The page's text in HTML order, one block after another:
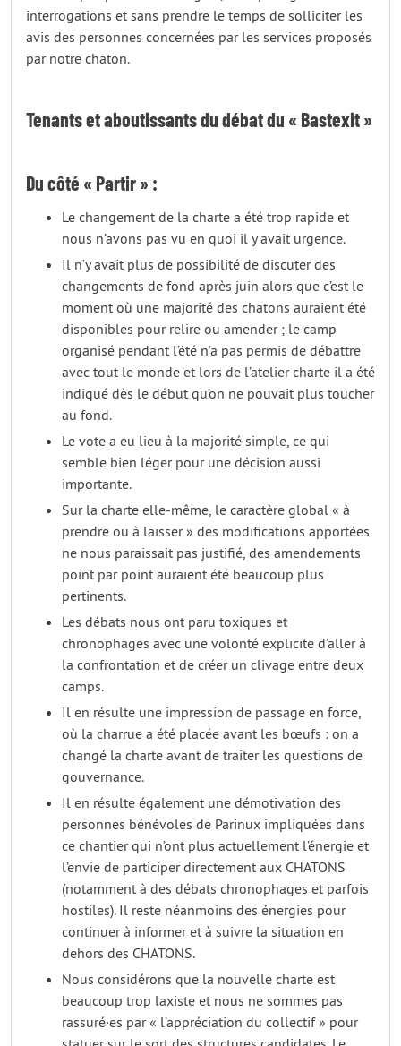
interrogations et sans prendre le temps de solliciter les
avis des personnes concernées par les services proposés
par notre chaton.
Tenants et aboutissants du débat du « Bastexit »
Du côté « Partir » :
Le changement de la charte a été trop rapide et
nous n’avons pas vu en quoi il y avait urgence.
Il n’y avait plus de possibilité de discuter des
changements de fond après juin alors que c’est le
moment où une majorité des chatons auraient été
disponibles pour relire ou amender ; le camp
organisé pendant l’été n’a pas permis de débattre
avec tout le monde et lors de l’atelier charte il a été
indiqué dès le début qu’on ne pouvait plus toucher
au fond.
Le vote a eu lieu à la majorité simple, ce qui
semble bien léger pour une décision aussi
importante.
Sur la charte elle-même, le caractère global « à
prendre ou à laisser » des modifications apportées
ne nous paraissait pas justifié, des amendements
point par point auraient été beaucoup plus
pertinents.
Les débats nous ont paru toxiques et
chronophages avec une volonté explicite d’aller à
la confrontation et de créer un clivage entre deux
camps.
Il en résulte une impression de passage en force,
où la charrue a été placée avant les bœufs : on a
changé la charte avant de traiter les questions de
gouvernance.
Il en résulte également une démotivation des
personnes bénévoles de Parinux impliquées dans
ce chantier qui n’ont plus actuellement l’énergie et
l’envie de participer directement aux CHATONS
(notamment à des débats chronophages et parfois
hostiles). Il reste néanmoins des énergies pour
continuer à informer et à suivre la situation en
dehors des CHATONS.
Nous considérons que la nouvelle charte est
beaucoup trop laxiste et nous ne sommes pas
rassuré·es par « l’appréciation du collectif » pour